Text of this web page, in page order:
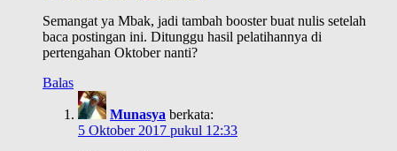
Semangat ya Mbak, jadi tambah booster buat nulis setelah
baca postingan ini. Ditunggu hasil pelatihannya di
pertengahan Oktober nanti?
Balas
Munasya berkata:
5 Oktober 2017 pukul 12:33